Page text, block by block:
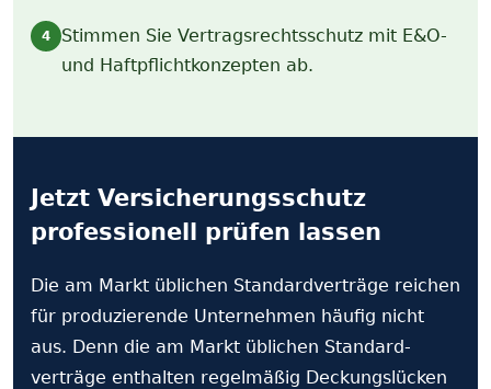
4
Stimmen Sie Vertrags­rechtsschutz mit E&O-
und Haftpflichtkonzepten ab.
Jetzt Versicherungs­schutz
professionell prüfen lassen
Die am Markt üblichen Standard­verträge reichen
für produzierende Unternehmen häufig nicht
aus. Denn die am Markt üblichen Standard­
verträge enthalten regelmäßig Deckungs­lücken